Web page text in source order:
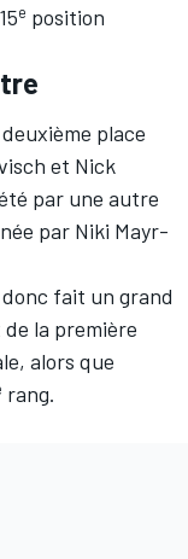
e position
place
et Nick
par une autre
par Niki Mayr-
fait un grand
la première
alors que
rang.